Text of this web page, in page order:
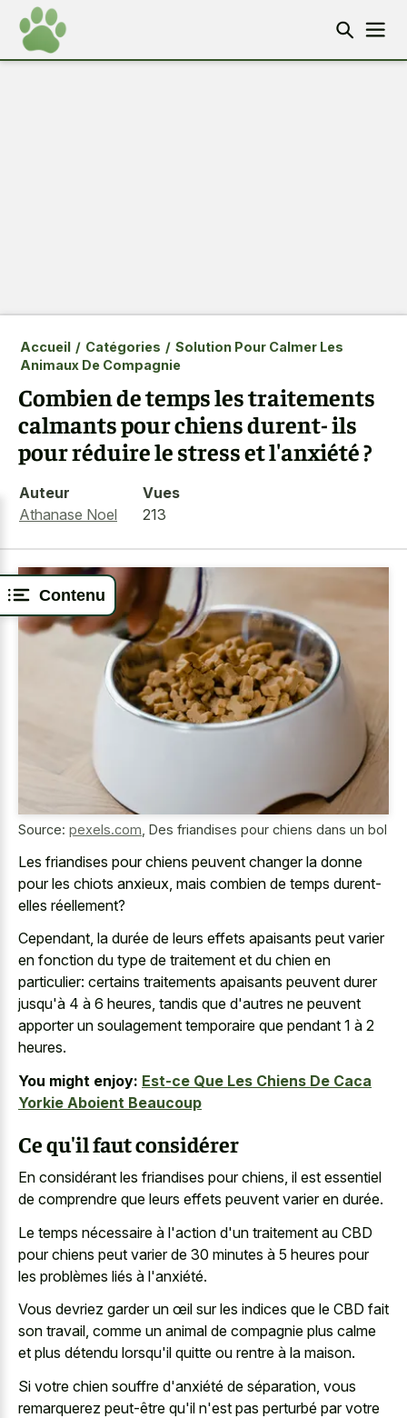
Contenu
Accueil / Catégories / Solution Pour Calmer Les
Animaux De Compagnie
Combien de temps les traitements
calmants pour chiens durent- ils
pour réduire le stress et l'anxiété ?
Auteur
Athanase Noel
Vues
213
Source: pexels.com Des friandises pour chiens dans un bol
Les friandises pour chiens peuvent changer la donne
pour les chiots anxieux, mais combien de temps durent-
elles réellement?
Cependant, la durée de leurs effets apaisants peut varier
en fonction du type de traitement et du chien en
particulier: certains traitements apaisants peuvent durer
jusqu'à 4 à 6 heures, tandis que d'autres ne peuvent
apporter un soulagement temporaire que pendant 1 à 2
heures.
You might enjoy: Est-ce Que Les Chiens De Caca
Yorkie Aboient Beaucoup
Ce qu'il faut considérer
En considérant les friandises pour chiens, il est essentiel
de comprendre que leurs effets peuvent varier en durée.
Le temps nécessaire à l'action d'un traitement au CBD
pour chiens peut varier de 30 minutes à 5 heures pour
les problèmes liés à l'anxiété.
Vous devriez garder un œil sur les indices que le CBD fait
son travail, comme un animal de compagnie plus calme
et plus détendu lorsqu'il quitte ou rentre à la maison.
Si votre chien souffre d'anxiété de séparation, vous
remarquerez peut-être qu'il n'est pas perturbé par votre